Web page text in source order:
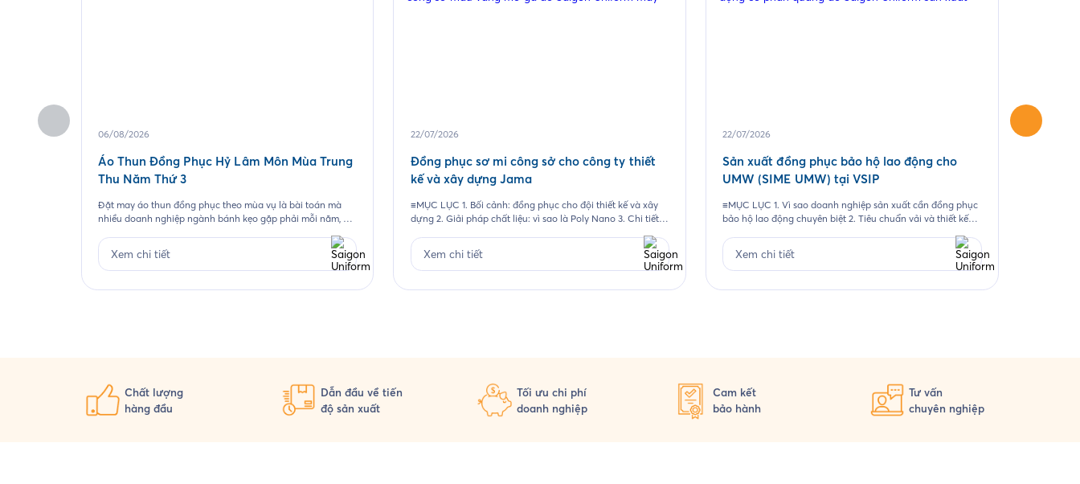
06/08/2026
Áo Thun Đồng Phục Hỷ Lâm Môn Mùa Trung
Thu Năm Thứ 3
Đặt may áo thun đồng phục theo mùa vụ là bài toán mà
nhiều doanh nghiệp ngành bánh kẹo gặp phải mỗi năm, và
bánh Trung Thu về, Hỷ Lâm Môn lại cùng Saigon Uniform
chuẩn bị một bộ đồng phục […]
Xem chi tiết
22/07/2026
Đồng phục sơ mi công sở cho công ty thiết
kế và xây dựng Jama
≡MỤC LỤC 1. Bối cảnh: đồng phục cho đội thiết kế và xây
dựng 2. Giải pháp chất liệu: vì sao là Poly Nano 3. Chi tiết
trình Saigon Uniform đã thực hiện cho Jama 6. Câu hỏi
thường gặp 6.1. Vải […]
Xem chi tiết
22/07/2026
Sản xuất đồng phục bảo hộ lao động cho
UMW (SIME UMW) tại VSIP
≡MỤC LỤC 1. Vì sao doanh nghiệp sản xuất cần đồng phục
bảo hộ lao động chuyên biệt 2. Tiêu chuẩn vải và thiết kế
phục cho Công ty UMW tại VSIP 4. Quy trình đặt đồng
phục bảo hộ lao động […]
Xem chi tiết
04/06/
Chất lượng
hàng đầu
Dẫn đầu về tiến
độ sản xuất
Tối ưu chi phí
doanh nghiệp
Cam kết
bảo hành
Tư vấn
chuyên nghiệp